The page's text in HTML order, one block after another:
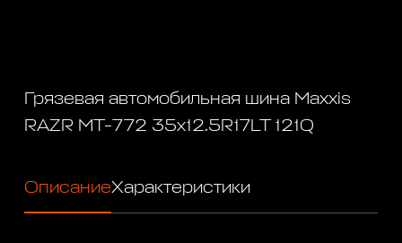
Грязевая автомобильная шина Maxxis
RAZR MT-772 35x12.5R17LT 121Q
ОписаниеХарактеристики